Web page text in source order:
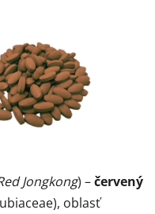
Jongkong) –červený
oblasť